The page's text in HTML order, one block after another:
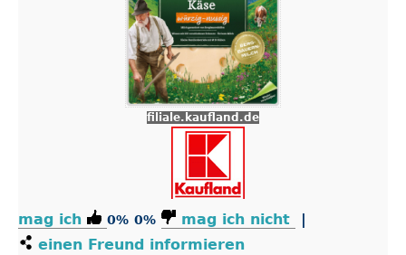
filiale.kaufland.de
mag ich 0% 0% mag ich nicht
einen Freund informieren